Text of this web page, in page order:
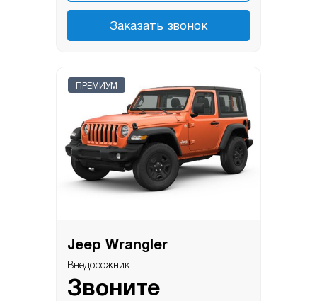
Заказать звонок
ПРЕМИУМ
Jeep Wrangler
Внедорожник
Звоните